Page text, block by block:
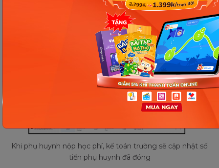
Khi phụ huynh nộp học phí, kế toán trường sẽ cập nhật số
tiền phụ huynh đã đóng